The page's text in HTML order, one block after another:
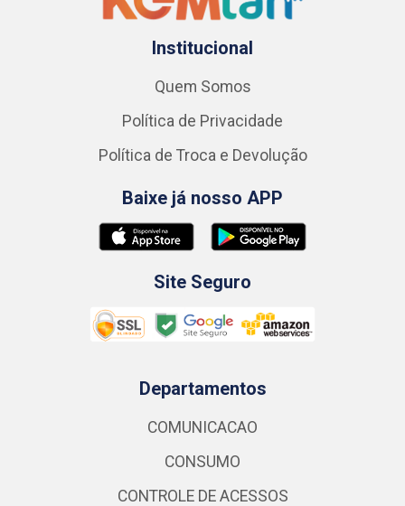
Institucional
Quem Somos
Política de Privacidade
Política de Troca e Devolução
Baixe já nosso APP
Site Seguro
Departamentos
COMUNICACAO
CONSUMO
CONTROLE DE ACESSOS